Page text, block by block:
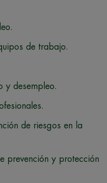
de trabajo.
y desempleo.
de riesgos en la
prevención y protección